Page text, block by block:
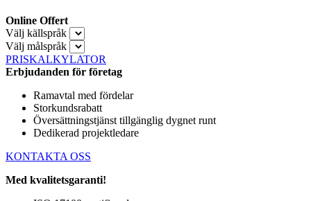
Online Offert
Välj källspråk
Välj målspråk
PRISKALKYLATOR
Erbjudanden för företag
Ramavtal med fördelar
Storkundsrabatt
Översättningstjänst tillgänglig dygnet runt
Dedikerad projektledare
KONTAKTA OSS
Med kvalitetsgaranti!